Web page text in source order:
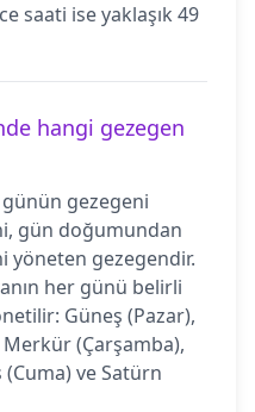
saati ise yaklaşık 49
hangi gezegen
gezegeni
gün doğumundan
yöneten gezegendir.
her günü belirli
Güneş (Pazar),
Merkür (Çarşamba),
ve Satürn